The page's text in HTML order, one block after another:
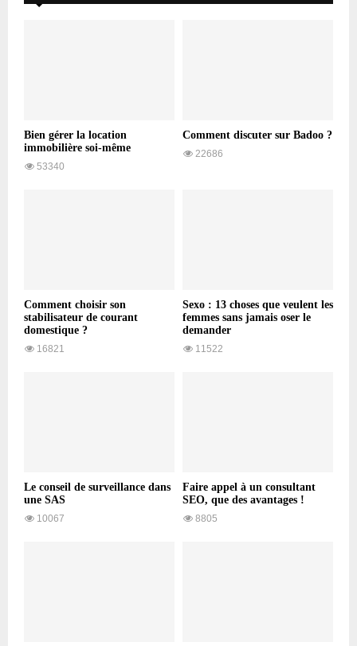
Bien gérer la location
immobilière soi-même
53340
Comment discuter sur Badoo ?
22686
Comment choisir son
stabilisateur de courant
domestique ?
16821
Sexo : 13 choses que veulent les
femmes sans jamais oser le
demander
11522
Le conseil de surveillance dans
une SAS
10067
Faire appel à un consultant
SEO, que des avantages !
8805